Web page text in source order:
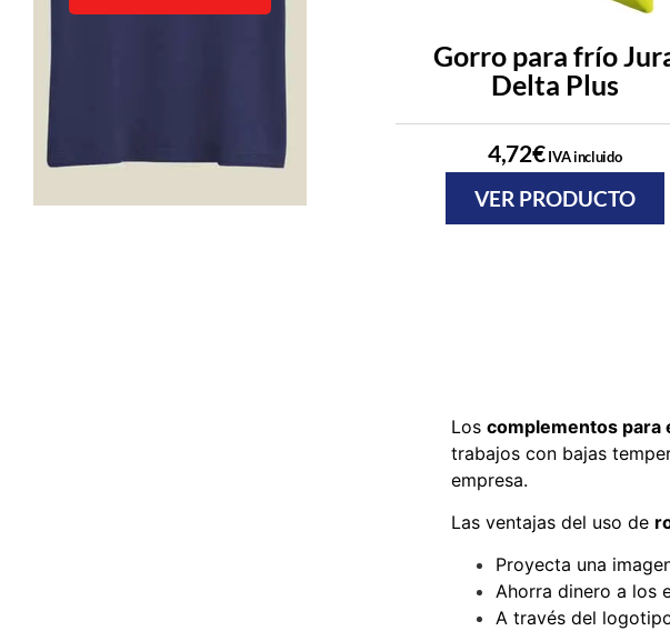
Gorro para frío
Delta Plus
4,72€IVA incluido
VER PRODUCTO
Loscomplementos para
trabajos con bajas
empresa.
Las ventajas del uso de
Proyecta una
Ahorra dinero a los
A través del